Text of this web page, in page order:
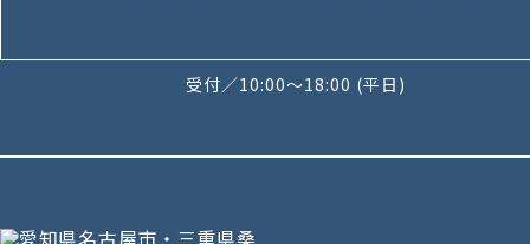
受付／10:00～18:00 (平日)